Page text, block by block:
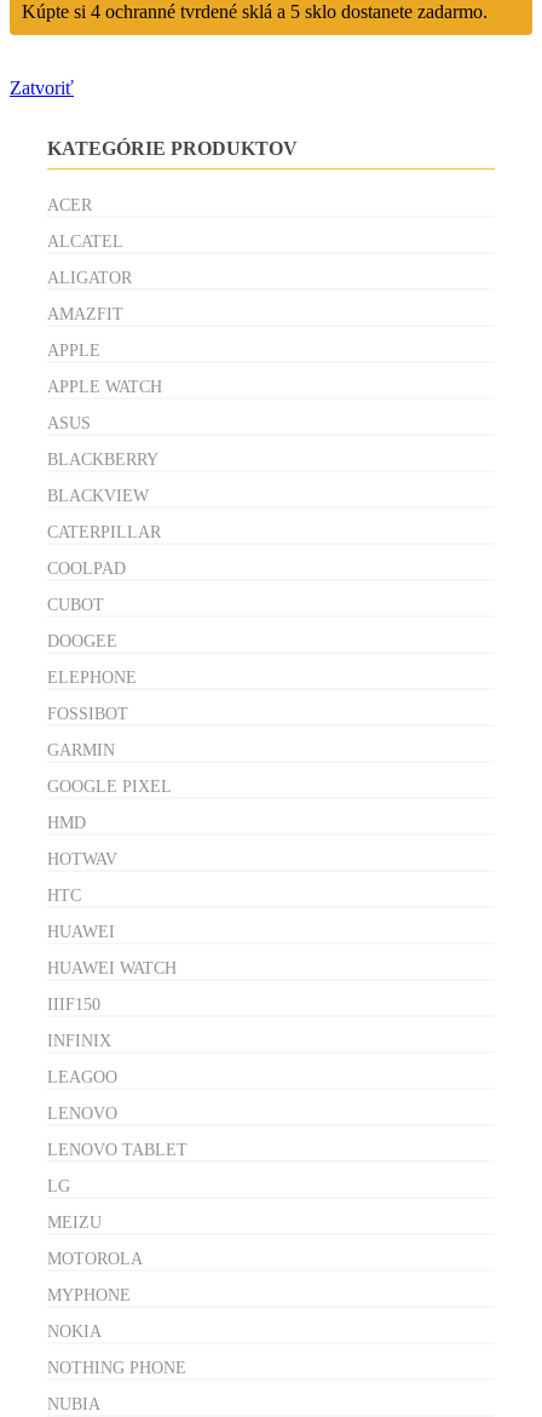
Kúpte si 4 ochranné tvrdené sklá a 5 sklo dostanete zadarmo.
Zatvoriť
KATEGÓRIE PRODUKTOV
ACER
ALCATEL
ALIGATOR
AMAZFIT
APPLE
APPLE WATCH
ASUS
BLACKBERRY
BLACKVIEW
CATERPILLAR
COOLPAD
CUBOT
DOOGEE
ELEPHONE
FOSSIBOT
GARMIN
GOOGLE PIXEL
HMD
HOTWAV
HTC
HUAWEI
HUAWEI WATCH
IIIF150
INFINIX
LEAGOO
LENOVO
LENOVO TABLET
LG
MEIZU
MOTOROLA
MYPHONE
NOKIA
NOTHING PHONE
NUBIA